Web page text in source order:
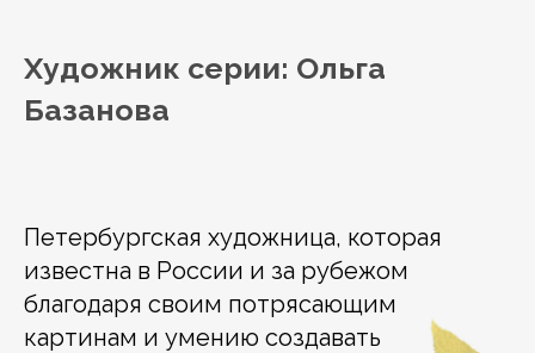
Художник серии: Ольга
Базанова
Петербургская художница, которая
известна в России и за рубежом
благодаря своим потрясающим
картинам и умению создавать